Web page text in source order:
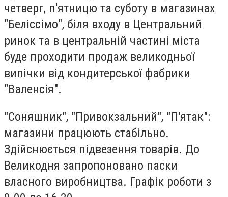
четверг, п'ятницю та суботу в магазинах
"Беліссімо", біля входу в Центральний
ринок та в центральній частині міста
буде проходити продаж великодньої
випічки від кондитерської фабрики
"Валенсія".
"Соняшник", "Привокзальний", "П'ятак":
магазини працюють стабільно.
Здійснюється підвезення товарів. До
Великодня запропоновано паски
власного виробництва. Графік роботи з